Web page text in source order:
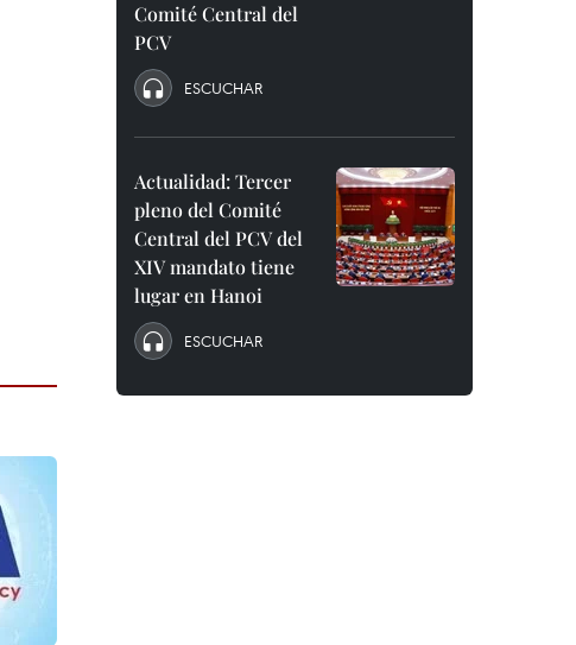
Comité Central del
PCV
ESCUCHAR
Actualidad: Tercer
pleno del Comité
Central del PCV del
XIV mandato tiene
lugar en Hanoi
ESCUCHAR